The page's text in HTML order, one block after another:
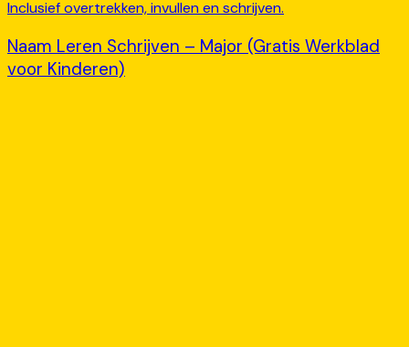
Naam Leren Schrijven – Major (Gratis Werkblad
voor Kinderen)